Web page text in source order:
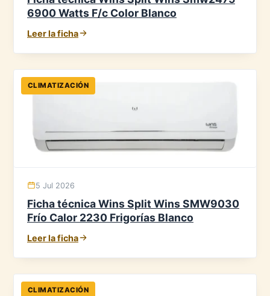
6900 Watts F/c Color Blanco
Leer la ficha
CLIMATIZACIÓN
5 Jul 2026
Ficha técnica Wins Split Wins SMW9030
Frío Calor 2230 Frigorías Blanco
Leer la ficha
CLIMATIZACIÓN